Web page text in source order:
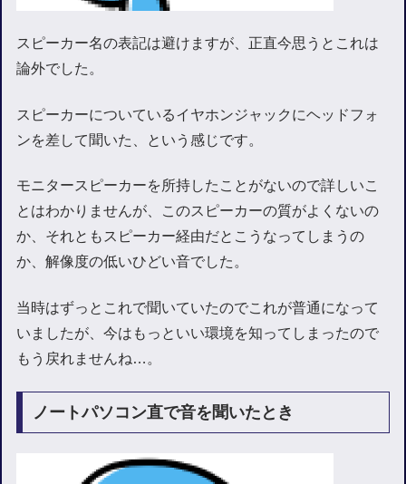
スピーカー名の表記は避けますが、正直今思うとこれは
論外でした。
スピーカーについているイヤホンジャックにヘッドフォ
ンを差して聞いた、という感じです。
モニタースピーカーを所持したことがないので詳しいこ
とはわかりませんが、このスピーカーの質がよくないの
か、それともスピーカー経由だとこうなってしまうの
か、解像度の低いひどい音でした。
当時はずっとこれで聞いていたのでこれが普通になって
いましたが、今はもっといい環境を知ってしまったので
もう戻れませんね…。
ノートパソコン直で音を聞いたとき